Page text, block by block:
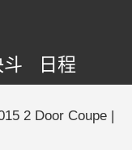
斗 日程
2 Door Coupe |